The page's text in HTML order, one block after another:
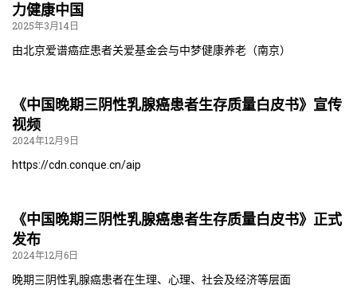
力健康中国
2025年3月14日
由北京爱谱癌症患者关爱基金会与中梦健康养老（南京）
《中国晚期三阴性乳腺癌患者生存质量白皮书》宣传
视频
2024年12月9日
https://cdn.conque.cn/aip
《中国晚期三阴性乳腺癌患者生存质量白皮书》正式
发布
2024年12月6日
晚期三阴性乳腺癌患者在生理、心理、社会及经济等层面